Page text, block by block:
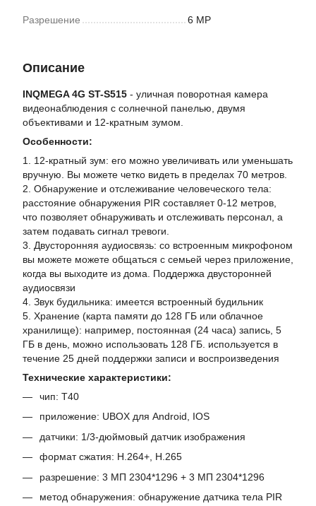
Разрешение 6 MP
Описание
INQMEGA 4G ST-S515 - уличная поворотная камера
видеонаблюдения с солнечной панелью, двумя
объективами и 12-кратным зумом.
Особенности:
1. 12-кратный зум: его можно увеличивать или уменьшать
вручную. Вы можете четко видеть в пределах 70 метров.
2. Обнаружение и отслеживание человеческого тела:
расстояние обнаружения PIR составляет 0-12 метров,
что позволяет обнаруживать и отслеживать персонал, а
затем подавать сигнал тревоги.
3. Двусторонняя аудиосвязь: со встроенным микрофоном
вы можете можете общаться с семьей через приложение,
когда вы выходите из дома. Поддержка двусторонней
аудиосвязи
4. Звук будильника: имеется встроенный будильник
5. Хранение (карта памяти до 128 ГБ или облачное
хранилище): например, постоянная (24 часа) запись, 5
ГБ в день, можно использовать 128 ГБ. используется в
течение 25 дней поддержки записи и воспроизведения
Технические характеристики:
чип: Т40
приложение: UBOX для Android, IOS
датчики: 1/3-дюймовый датчик изображения
формат сжатия: H.264+, H.265
разрешение: 3 МП 2304*1296 + 3 МП 2304*1296
метод обнаружения: обнаружение датчика тела PIR